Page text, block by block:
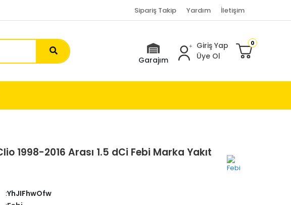
Sipariş Takip Yardım İletişim
Garajım
Giriş Yap
Üye Ol
0
1998-2016 Arası 1.5 dCi Febi Marka Yakıt
YhJIFhwOfw